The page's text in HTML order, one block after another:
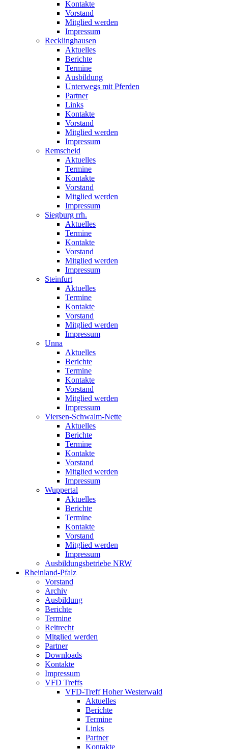
Kontakte
Vorstand
Mitglied werden
Impressum
Recklinghausen
Aktuelles
Berichte
Termine
Ausbildung
Unterwegs mit Pferden
Partner
Links
Kontakte
Vorstand
Mitglied werden
Impressum
Remscheid
Aktuelles
Termine
Kontakte
Vorstand
Mitglied werden
Impressum
Siegburg rrh.
Aktuelles
Termine
Kontakte
Vorstand
Mitglied werden
Impressum
Steinfurt
Aktuelles
Termine
Kontakte
Vorstand
Mitglied werden
Impressum
Unna
Aktuelles
Berichte
Termine
Kontakte
Vorstand
Mitglied werden
Impressum
Viersen-Schwalm-Nette
Aktuelles
Berichte
Termine
Kontakte
Vorstand
Mitglied werden
Impressum
Wuppertal
Aktuelles
Berichte
Termine
Kontakte
Vorstand
Mitglied werden
Impressum
Ausbildungsbetriebe NRW
Rheinland-Pfalz
Vorstand
Archiv
Ausbildung
Berichte
Termine
Reitrecht
Mitglied werden
Partner
Downloads
Kontakte
Impressum
VFD Treffs
VFD-Treff Hoher Westerwald
Aktuelles
Berichte
Termine
Links
Partner
Kontakte